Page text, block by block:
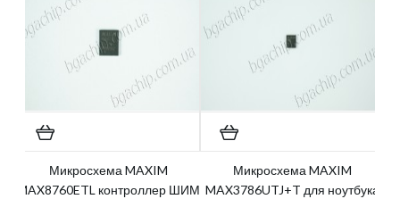
Микросхема MAXIM
MAX8760ETL контроллер ШИМ
Микросхема MAXIM
MAX3786UTJ+T для ноутбука